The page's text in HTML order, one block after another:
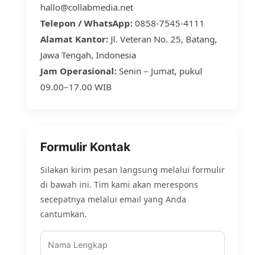
hallo@collabmedia.net
Telepon / WhatsApp: 0858-7545-4111
Alamat Kantor: Jl. Veteran No. 25, Batang,
Jawa Tengah, Indonesia
Jam Operasional: Senin – Jumat, pukul
09.00–17.00 WIB
Formulir Kontak
Silakan kirim pesan langsung melalui formulir
di bawah ini. Tim kami akan merespons
secepatnya melalui email yang Anda
cantumkan.